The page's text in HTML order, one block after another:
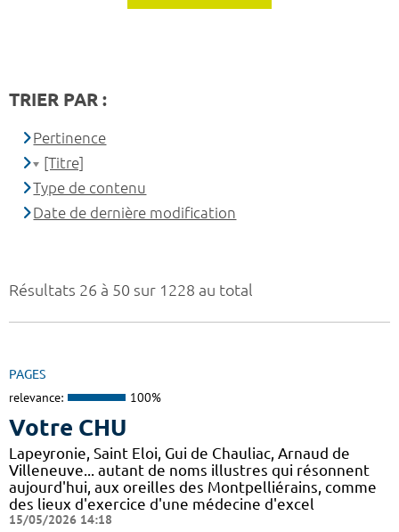
Résultats 26 à 50 sur 1228 au total
PAGES
relevance: 100%
Votre CHU
Lapeyronie, Saint Eloi, Gui de Chauliac, Arnaud de
Villeneuve... autant de noms illustres qui résonnent
aujourd'hui, aux oreilles des Montpelliérains, comme
des lieux d'exercice d'une médecine d'excel
15/05/2026 14:18
TRIER PAR :
Pertinence
[Titre]
Type de contenu
Date de dernière modification